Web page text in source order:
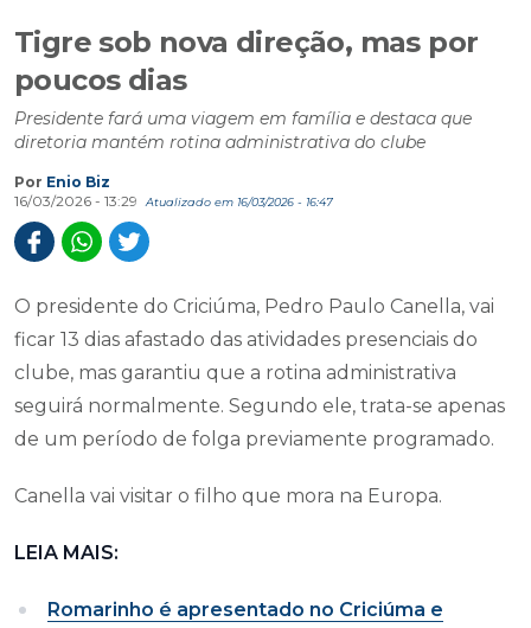
Tigre sob nova direção, mas por
poucos dias
Presidente fará uma viagem em família e destaca que
diretoria mantém rotina administrativa do clube
Por Enio Biz
16/03/2026 - 13:29
Atualizado em 16/03/2026 - 16:47
O presidente do Criciúma, Pedro Paulo Canella, vai
ficar 13 dias afastado das atividades presenciais do
clube, mas garantiu que a rotina administrativa
seguirá normalmente. Segundo ele, trata-se apenas
de um período de folga previamente programado.
Canella vai visitar o filho que mora na Europa.
LEIA MAIS:
Romarinho é apresentado no Criciúma e